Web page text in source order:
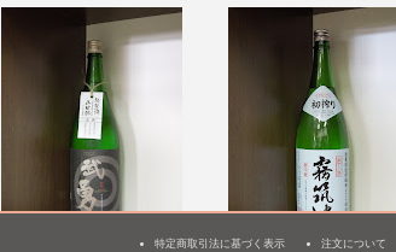
特定商取引法に基づく表示
注文について